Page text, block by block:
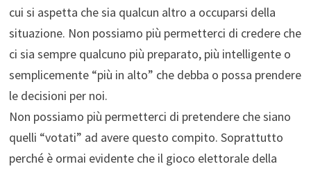
cui si aspetta che sia qualcun altro a occuparsi della
situazione. Non possiamo più permetterci di credere che
ci sia sempre qualcuno più preparato, più intelligente o
semplicemente “più in alto” che debba o possa prendere
le decisioni per noi.
Non possiamo più permetterci di pretendere che siano
quelli “votati” ad avere questo compito. Soprattutto
perché è ormai evidente che il gioco elettorale della